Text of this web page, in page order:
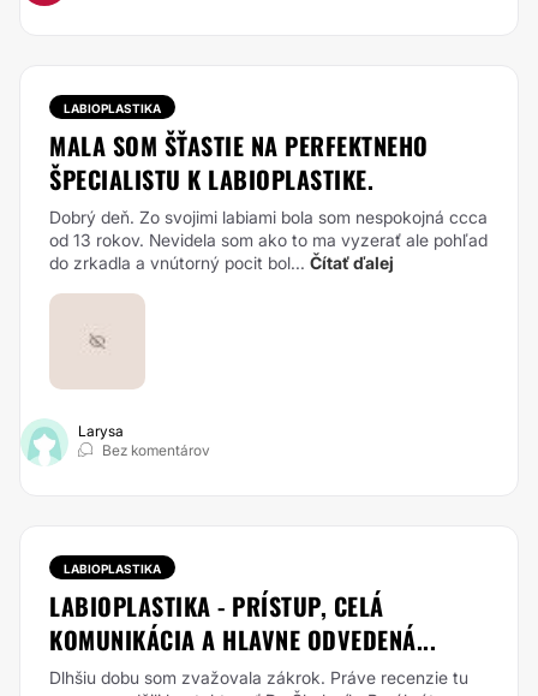
LABIOPLASTIKA
MALA SOM ŠŤASTIE NA PERFEKTNEHO
ŠPECIALISTU K LABIOPLASTIKE.
Dobrý deň. Zo svojimi labiami bola som nespokojná ccca
od 13 rokov. Nevidela som ako to ma vyzerať ale pohľad
do zrkadla a vnútorný pocit bol... Čítať ďalej
Larysa
Bez komentárov
LABIOPLASTIKA
LABIOPLASTIKA - PRÍSTUP, CELÁ
KOMUNIKÁCIA A HLAVNE ODVEDENÁ...
Dlhšiu dobu som zvažovala zákrok. Práve recenzie tu